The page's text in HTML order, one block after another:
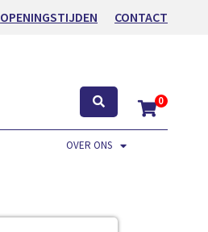
OPENINGSTIJDEN CONTACT
0
OVER ONS